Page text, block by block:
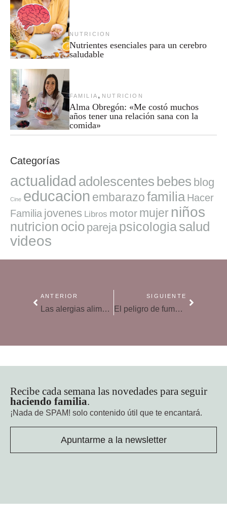
NUTRICION
Nutrientes esenciales para un cerebro
saludable
FAMILIA , NUTRICION
Alma Obregón: «Me costó muchos
años tener una relación sana con la
comida»
Categorías
actualidad adolescentes bebes blog
Cine educacion embarazofamilia Hacer
Familia jovenes Libros motor mujer niños
nutricion ocio pareja psicologiasalud
videos
ANTERIOR
Las alergias alimentarias se dan con el doble de frecuencia en niños que en adultos
SIGUIENTE
El peligro de fumar en el coche con niños
Recibe cada semana las novedades para seguir
haciendo familia.
¡Nada de SPAM! solo contenido útil que te encantará.
Apuntarme a la newsletter